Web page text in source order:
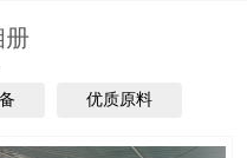
册
优质原料